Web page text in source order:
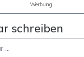
Werbung
schreiben